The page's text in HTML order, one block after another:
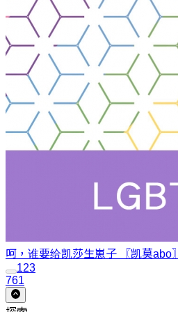
呵，谁要给凯莎生崽子 〖凯莫abo〗
123
761